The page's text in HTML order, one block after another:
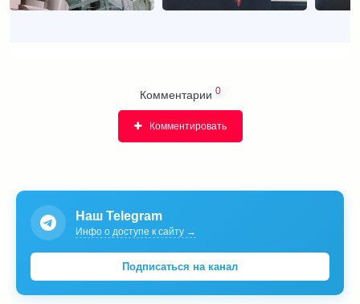
Комментарии 0
Комментировать
Наш Telegram
Инфо о доступе к сайту →
Подписаться на канал